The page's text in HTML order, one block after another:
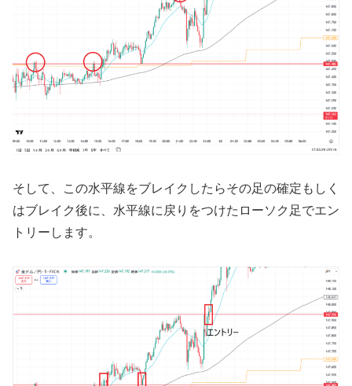
そして、この水平線をブレイクしたらその足の確定もしく
はブレイク後に、水平線に戻りをつけたローソク足でエン
トリーします。